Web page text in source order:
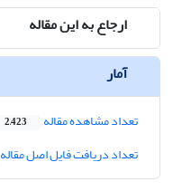
ارجاع به این مقاله
آمار
تعداد مشاهده مقاله 2,423
تعداد دریافت فایل اصل مقاله